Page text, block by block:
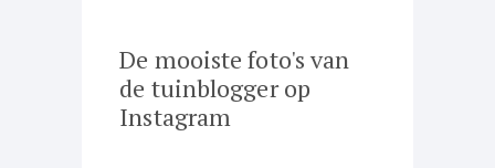
De mooiste foto's van
de tuinblogger op
Instagram